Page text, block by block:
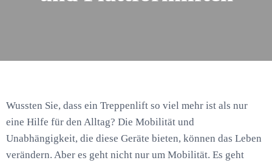
Wussten Sie, dass ein Treppenlift so viel mehr ist als nur
eine Hilfe für den Alltag? Die Mobilität und
Unabhängigkeit, die diese Geräte bieten, können das Leben
verändern. Aber es geht nicht nur um Mobilität. Es geht